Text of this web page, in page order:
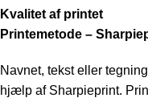
Kvalitet af printet
Printemetode –
Navnet, tekst eller
hjælp af Sharpieprint.